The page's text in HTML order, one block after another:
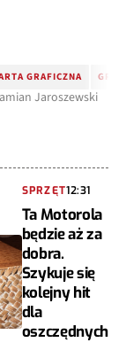
GRAFICZNA GPU
Jaroszewski
SPRZĘT12:31
Ta Motorola
będzie aż za
dobra.
Szykuje się
kolejny hit
dla
oszczędnych